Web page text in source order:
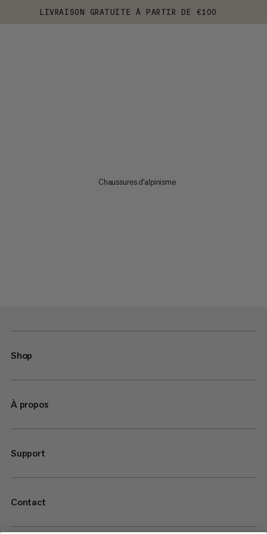
LIVRAISON GRATUITE À PARTIR DE €100
Chaussures d'alpinisme
Shop
À propos
Support
Contact